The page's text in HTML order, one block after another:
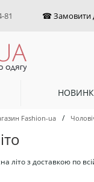
81
Fashion-ua /
літо з доставкою по